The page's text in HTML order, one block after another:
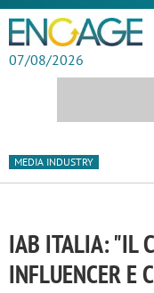
07/08/2026
MEDIA INDUSTRY
IAB ITALIA: "IL
INFLUENCER E